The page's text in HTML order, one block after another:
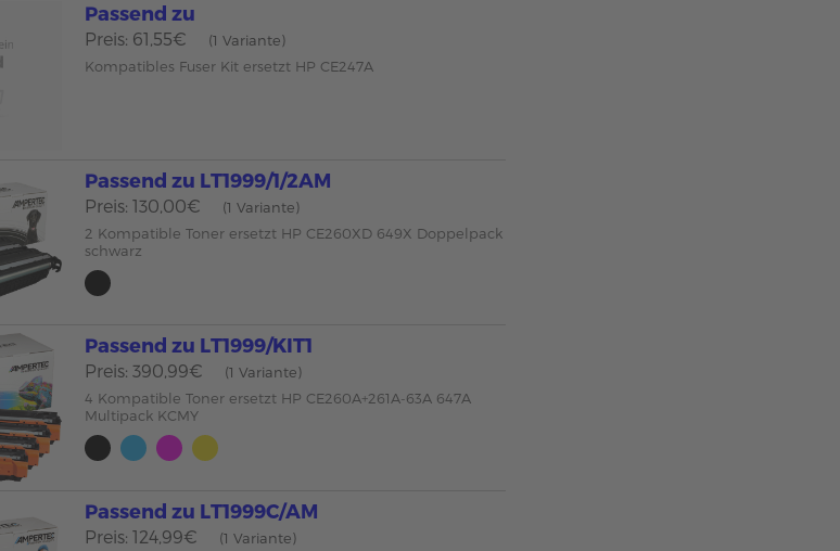
Passend zu
Preis: 61,55€
(1 Variante)
Kompatibles Fuser Kit ersetzt HP CE247A
Passend zu LT1999/1/2AM
Preis: 130,00€
(1 Variante)
2 Kompatible Toner ersetzt HP CE260XD 649X Doppelpack
schwarz
Passend zu LT1999/KIT1
Preis: 390,99€
(1 Variante)
4 Kompatible Toner ersetzt HP CE260A+261A-63A 647A
Multipack KCMY
Passend zu LT1999C/AM
Preis: 124,99€ (1 Variante)